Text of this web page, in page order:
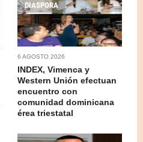
DIASPORA
6 AGOSTO 2026
INDEX, Vimenca y
Western Unión efectuan
encuentro con
comunidad dominicana
érea triestatal